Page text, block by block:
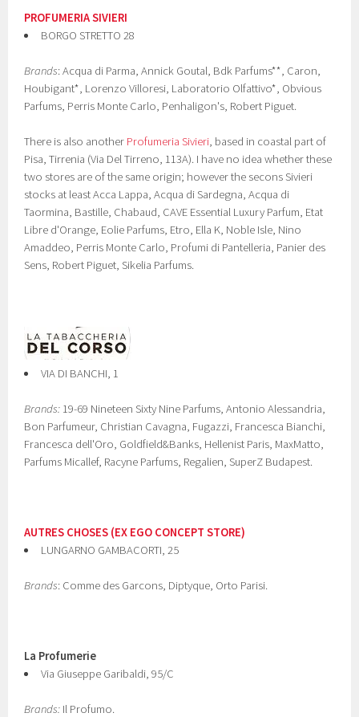
PROFUMERIA SIVIERI
BORGO STRETTO 28
Brands: Acqua di Parma, Annick Goutal, Bdk Parfums**, Caron,
Houbigant*, Lorenzo Villoresi, Laboratorio Olfattivo*, Obvious
Parfums, Perris Monte Carlo, Penhaligon's, Robert Piguet.
There is also another Profumeria Sivieri, based in coastal part of
Pisa, Tirrenia (Via Del Tirreno, 113A). I have no idea whether these
two stores are of the same origin; however the secons Sivieri
stocks at least Acca Lappa, Acqua di Sardegna, Acqua di
Taormina, Bastille, Chabaud, CAVE Essential Luxury Parfum, Etat
Libre d'Orange, Eolie Parfums, Etro, Ella K, Noble Isle, Nino
Amaddeo, Perris Monte Carlo, Profumi di Pantelleria, Panier des
Sens, Robert Piguet, Sikelia Parfums.
VIA DI BANCHI, 1
Brands: 19-69 Nineteen Sixty Nine Parfums, Antonio Alessandria,
Bon Parfumeur, Christian Cavagna, Fugazzi, Francesca Bianchi,
Francesca dell'Oro, Goldfield&Banks, Hellenist Paris, MaxMatto,
Parfums Micallef, Racyne Parfums, Regalien, SuperZ Budapest.
AUTRES CHOSES (EX EGO CONCEPT STORE)
LUNGARNO GAMBACORTI, 25
Brands: Comme des Garcons, Diptyque, Orto Parisi.
La Profumerie
Via Giuseppe Garibaldi, 95/C
Brands: Il Profumo.